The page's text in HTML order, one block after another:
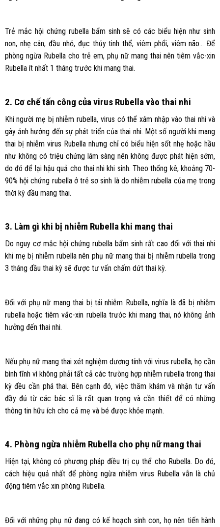
Trẻ mắc hội chứng rubella bẩm sinh sẽ có các biểu hiện như sinh
non, nhẹ cân, đầu nhỏ, đục thủy tinh thể, viêm phổi, viêm não… Để
phòng ngừa Rubella cho trẻ em, phụ nữ mang thai nên tiêm vắc-xin
Rubella ít nhất 1 tháng trước khi mang thai.
2. Cơ chế tấn công của virus Rubella vào thai nhi
Khi người mẹ bị nhiễm rubella, virus có thể xâm nhập vào thai nhi và
gây ảnh hưởng đến sự phát triển của thai nhi. Một số người khi mang
thai bị nhiễm virus Rubella nhưng chỉ có biểu hiện sốt nhẹ hoặc hầu
như không có triệu chứng lâm sàng nên không được phát hiện sớm,
do đó để lại hậu quả cho thai nhi khi sinh. Theo thống kê, khoảng 70-
90% hội chứng rubella ở trẻ sơ sinh là do nhiễm rubella của mẹ trong
thời kỳ đầu mang thai.
3. Làm gì khi bị nhiễm Rubella khi mang thai
Do nguy cơ mắc hội chứng rubella bẩm sinh rất cao đối với thai nhi
khi mẹ bị nhiễm rubella nên phụ nữ mang thai bị nhiễm rubella trong
3 tháng đầu thai kỳ sẽ được tư vấn chấm dứt thai kỳ.
Đối với phụ nữ mang thai bị tái nhiễm Rubella, nghĩa là đã bị nhiễm
rubella hoặc tiêm vắc-xin rubella trước khi mang thai, nó không ảnh
hưởng đến thai nhi.
Nếu phụ nữ mang thai xét nghiệm dương tính với virus rubella, họ cần
bình tĩnh vì không phải tất cả các trường hợp nhiễm rubella trong thai
kỳ đều cần phá thai. Bên cạnh đó, việc thăm khám và nhận tư vấn
đầy đủ từ các bác sĩ là rất quan trọng và cần thiết để có những
thông tin hữu ích cho cả mẹ và bé được khỏe mạnh.
4. Phòng ngừa nhiễm Rubella cho phụ nữ mang thai
Hiện tại, không có phương pháp điều trị cụ thể cho Rubella. Do đó,
cách hiệu quả nhất để phòng ngừa nhiễm virus Rubella vẫn là chủ
động tiêm vắc xin phòng Rubella.
Đối với những phụ nữ đang có kế hoạch sinh con, họ nên tiến hành